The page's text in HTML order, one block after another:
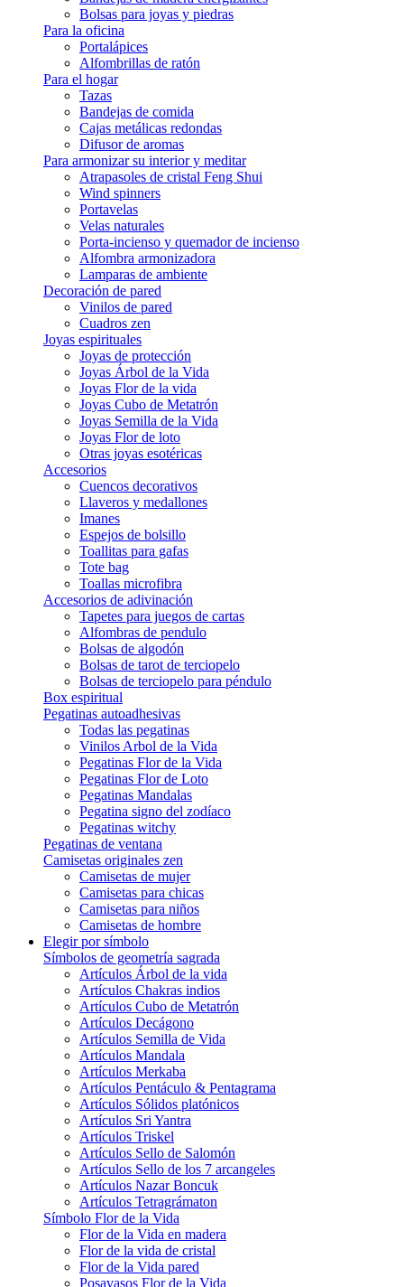
Bolsas para joyas y piedras
Para la oficina
Portalápices
Alfombrillas de ratón
Para el hogar
Tazas
Bandejas de comida
Cajas metálicas redondas
Difusor de aromas
Para armonizar su interior y meditar
Atrapasoles de cristal Feng Shui
Wind spinners
Portavelas
Velas naturales
Porta-incienso y quemador de incienso
Alfombra armonizadora
Lamparas de ambiente
Decoración de pared
Vinilos de pared
Cuadros zen
Joyas espirituales
Joyas de protección
Joyas Árbol de la Vida
Joyas Flor de la vida
Joyas Cubo de Metatrón
Joyas Semilla de la Vida
Joyas Flor de loto
Otras joyas esotéricas
Accesorios
Cuencos decorativos
Llaveros y medallones
Imanes
Espejos de bolsillo
Toallitas para gafas
Tote bag
Toallas microfibra
Accesorios de adivinación
Tapetes para juegos de cartas
Alfombras de pendulo
Bolsas de algodón
Bolsas de tarot de terciopelo
Bolsas de terciopelo para péndulo
Box espiritual
Pegatinas autoadhesivas
Todas las pegatinas
Vinilos Arbol de la Vida
Pegatinas Flor de la Vida
Pegatinas Flor de Loto
Pegatinas Mandalas
Pegatina signo del zodíaco
Pegatinas witchy
Pegatinas de ventana
Camisetas originales zen
Camisetas de mujer
Camisetas para chicas
Camisetas para niños
Camisetas de hombre
Elegir por símbolo
Símbolos de geometría sagrada
Artículos Árbol de la vida
Artículos Chakras indios
Artículos Cubo de Metatrón
Artículos Decágono
Artículos Semilla de Vida
Artículos Mandala
Artículos Merkaba
Artículos Pentáculo & Pentagrama
Artículos Sólidos platónicos
Artículos Sri Yantra
Artículos Triskel
Artículos Sello de Salomón
Artículos Sello de los 7 arcangeles
Artículos Nazar Boncuk
Artículos Tetragrámaton
Símbolo Flor de la Vida
Flor de la Vida en madera
Flor de la vida de cristal
Flor de la Vida pared
Posavasos Flor de la Vida